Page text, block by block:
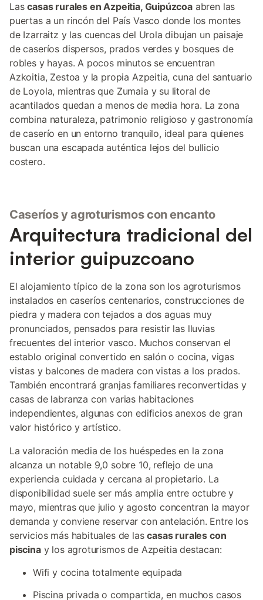
Lascasas rurales en Azpeitia, Guipúzcoaabren las
puertas a un rincón del País Vasco donde los montes
de Izarraitz y las cuencas del Urola dibujan un paisaje
de caseríos dispersos, prados verdes y bosques de
robles y hayas. A pocos minutos se encuentran
Azkoitia, Zestoa y la propia Azpeitia, cuna del santuario
de Loyola, mientras que Zumaia y su litoral de
acantilados quedan a menos de media hora. La zona
combina naturaleza, patrimonio religioso y gastronomía
de caserío en un entorno tranquilo, ideal para quienes
buscan una escapada auténtica lejos del bullicio
costero.
Caseríos y agroturismos con encanto
Arquitectura tradicional del
interior guipuzcoano
El alojamiento típico de la zona son los agroturismos
instalados en caseríos centenarios, construcciones de
piedra y madera con tejados a dos aguas muy
pronunciados, pensados para resistir las lluvias
frecuentes del interior vasco. Muchos conservan el
establo original convertido en salón o cocina, vigas
vistas y balcones de madera con vistas a los prados.
También encontrará granjas familiares reconvertidas y
casas de labranza con varias habitaciones
independientes, algunas con edificios anexos de gran
valor histórico y artístico.
La valoración media de los huéspedes en la zona
alcanza un notable 9,0 sobre 10, reflejo de una
experiencia cuidada y cercana al propietario. La
disponibilidad suele ser más amplia entre octubre y
mayo, mientras que julio y agosto concentran la mayor
demanda y conviene reservar con antelación. Entre los
servicios más habituales de lascasas rurales con
piscinay los agroturismos de Azpeitia destacan:
Wifi y cocina totalmente equipada
Piscina privada o compartida, en muchos casos